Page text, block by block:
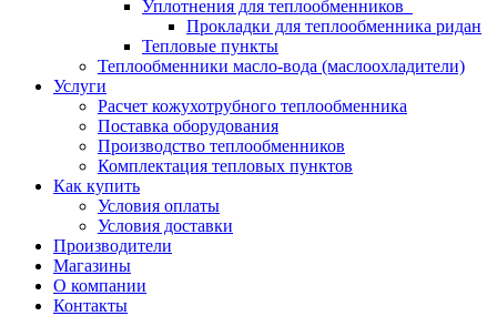
Уплотнения для теплообменников
Прокладки для теплообменника ридан
Тепловые пункты
Теплообменники масло-вода (маслоохладители)
Услуги
Расчет кожухотрубного теплообменника
Поставка оборудования
Производство теплообменников
Комплектация тепловых пунктов
Как купить
Условия оплаты
Условия доставки
Производители
Магазины
О компании
Контакты